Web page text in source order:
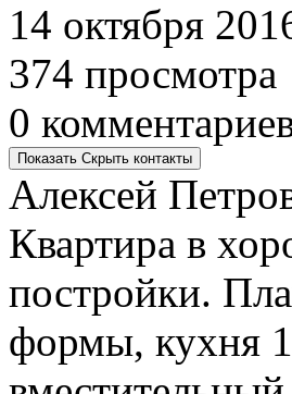
14 октября
374 просмотра
0
Показать Скрыть контакты
Алексей
Квартира в
постройки.
формы, кухня